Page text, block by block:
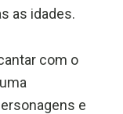
as idades.
com o
e